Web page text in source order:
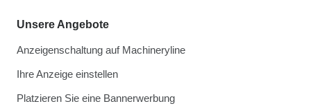
Unsere Angebote
Anzeigenschaltung auf Machineryline
Ihre Anzeige einstellen
Platzieren Sie eine Bannerwerbung